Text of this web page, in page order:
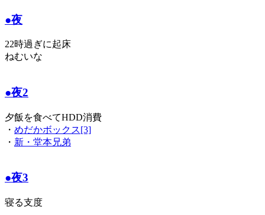
●夜
22時過ぎに起床
ねむいな
●夜2
夕飯を食べてHDD消費
・ めだかボックス[3]
・ 新・堂本兄弟
●夜3
寝る支度